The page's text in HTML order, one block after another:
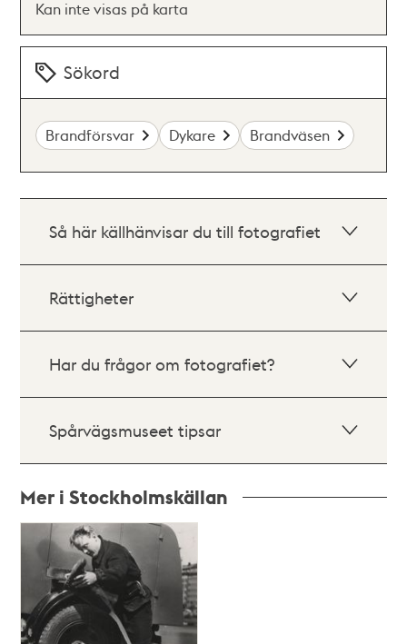
Kan inte visas på karta
Sökord
Brandförsvar Dykare Brandväsen
Så här källhänvisar du till fotografiet
Rättigheter
Har du frågor om fotografiet?
Spårvägsmuseet tipsar
Mer i Stockholmskällan
Relaterade
poster
teman